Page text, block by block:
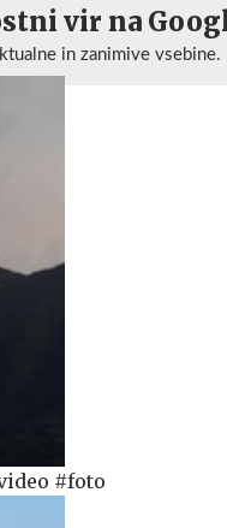
vir na
in zanimive vsebine.
#foto